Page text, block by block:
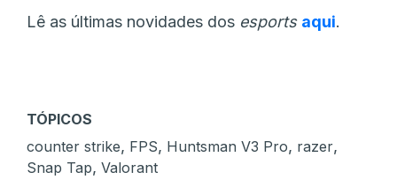
Lê as últimas novidades dos esports aqui.
TÓPICOS
counter strike, FPS, Huntsman V3 Pro, razer,
Snap Tap, Valorant